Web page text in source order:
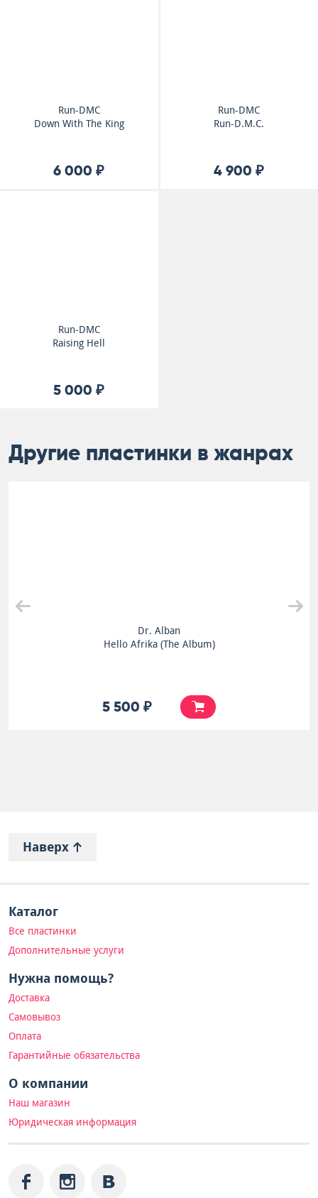
Run-DMC
Down With The King
6 000 ₽
Run-DMC
Run-D.M.C.
4 900 ₽
Run-DMC
Raising Hell
5 000 ₽
Другие пластинки в жанрах
Dr. Alban
Hello Afrika (The Album)
5 500 ₽
Наверх
Каталог
Все пластинки
Дополнительные услуги
Нужна помощь?
Доставка
Самовывоз
Оплата
Гарантийные обязательства
О компании
Наш магазин
Юридическая информация